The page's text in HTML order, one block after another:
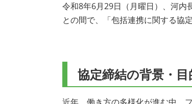
令和8年6月29日（月曜日）、河内
との間で、「包括連携に関する協
協定締結の背景・目